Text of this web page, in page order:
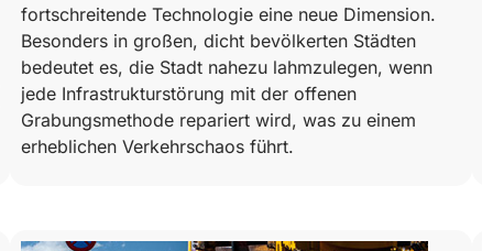
fortschreitende Technologie eine neue Dimension.
Besonders in großen, dicht bevölkerten Städten
bedeutet es, die Stadt nahezu lahmzulegen, wenn
jede Infrastrukturstörung mit der offenen
Grabungsmethode repariert wird, was zu einem
erheblichen Verkehrschaos führt.